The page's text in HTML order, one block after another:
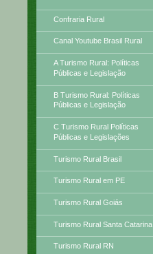
Confraria Rural
Canal Youtube Brasil Rural
A Turismo Rural: Políticas
Públicas e Legislação
B Turismo Rural: Políticas
Públicas e Legislação
C Turismo Rural Políticas
Públicas e Legislações
Turismo Rural Brasil
Turismo Rural em PE
Turismo Rural Goiás
Turismo Rural Santa Catarina
Turismo Rural RN